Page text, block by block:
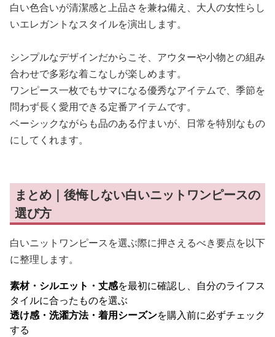
白い色合いが清潔感と上品さを兼ね備え、大人の女性らし
いエレガントなスタイルを演出します。
シンプルなデザインだからこそ、アウターや小物との組み
合わせで多彩な着こなしが楽しめます。
ワンピース一枚でもサマになる優秀なアイテムで、季節を
問わず長く愛用できる定番アイテムです。
ベーシックながらも品のある佇まいが、日常を特別なもの
にしてくれます。
まとめ｜後悔しない白いニットワンピースの
選び方
白いニットワンピースを選ぶ際に押さえるべき要点を以下
に整理します。
素材・シルエット・丈感を最初に確認し、自分のライフス
タイルに合ったものを選ぶ
透け感・洗濯方法・着用シーズンを購入前に必ずチェック
する